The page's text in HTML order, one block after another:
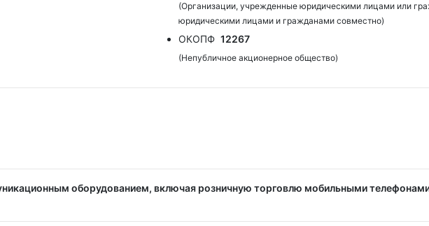
(Организации, учрежденные юридическими лицами или
юридическими лицами и гражданами совместно)
ОКОПФ 12267
(Непубличное акционерное общество)
оборудованием, включая розничную торговлю мобильными